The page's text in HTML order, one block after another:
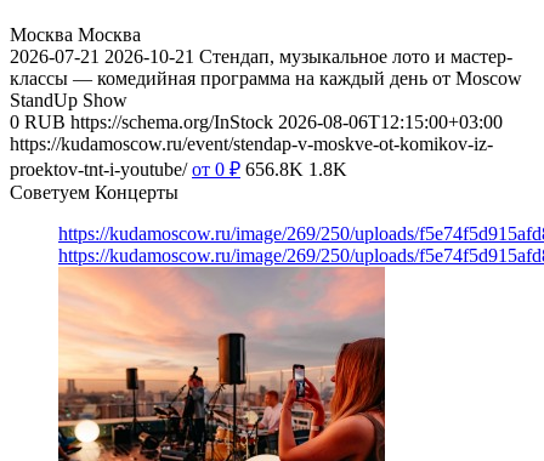
Москва Москва
2026-07-21 2026-10-21 Стендап, музыкальное лото и мастер-
классы — комедийная программа на каждый день от Moscow
StandUp Show
0 RUB https://schema.org/InStock 2026-08-06T12:15:00+03:00
https://kudamoscow.ru/event/stendap-v-moskve-ot-komikov-iz-
proektov-tnt-i-youtube/ от 0 ₽ 656.8K 1.8K
Советуем Концерты
https://kudamoscow.ru/image/269/250/uploads/
https://kudamoscow.ru/image/269/250/uploads/